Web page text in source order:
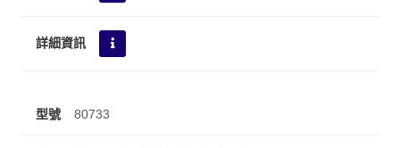
80733